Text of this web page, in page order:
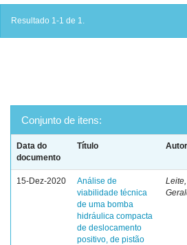
Resultado 1-1 de 1.
Conjunto de itens:
Data do
documento
Título
15-Dez-2020
Análise de
viabilidade técnica
de uma bomba
hidráulica compacta
de deslocamento
positivo, de pistão